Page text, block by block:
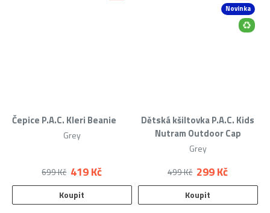
Čepice P.A.C. Kleri Beanie
Grey
419 Kč
699 Kč
Koupit
Novinka
Dětská kšiltovka P.A.C. Kids
Nutram Outdoor Cap
Grey
299 Kč
499 Kč
Koupit